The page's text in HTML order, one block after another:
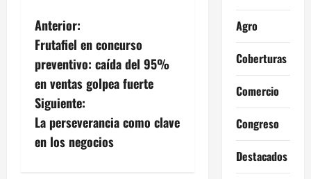
N
a
v
e
g
Anterior:
Frutafiel en concurso
preventivo: caída del 95%
en ventas golpea fuerte
Siguiente:
La perseverancia como clave
en los negocios
Agro
Coberturas
Comercio
Congreso
Destacados